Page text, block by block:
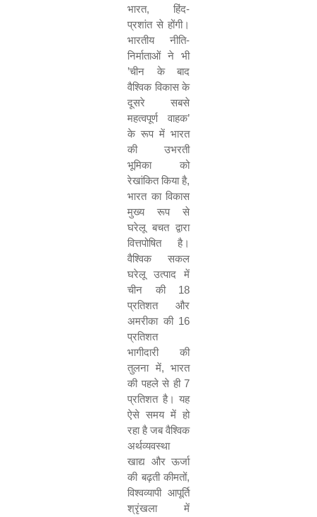
भारत, हिंद-
प्रशांत से होंगी।
भारतीय नीति-
निर्माताओं ने भी
’चीन के बाद
वैश्विक विकास के
दूसरे सबसे
महत्वपूर्ण वाहक’
के रूप में भारत
की उभरती
भूमिका को
रेखांकित किया है,
भारत का विकास
मुख्य रूप से
घरेलू बचत द्वारा
वित्तपोषित है।
वैश्विक सकल
घरेलू उत्पाद में
चीन की 18
प्रतिशत और
अमरीका की 16
प्रतिशत
भागीदारी की
तुलना में, भारत
की पहले से ही 7
प्रतिशत है। यह
ऐसे समय में हो
रहा है जब वैश्विक
अर्थव्यवस्था
खाद्य और ऊर्जा
की बढ़ती कीमतों,
विश्वव्यापी आपूर्ति
श्रृंखला में